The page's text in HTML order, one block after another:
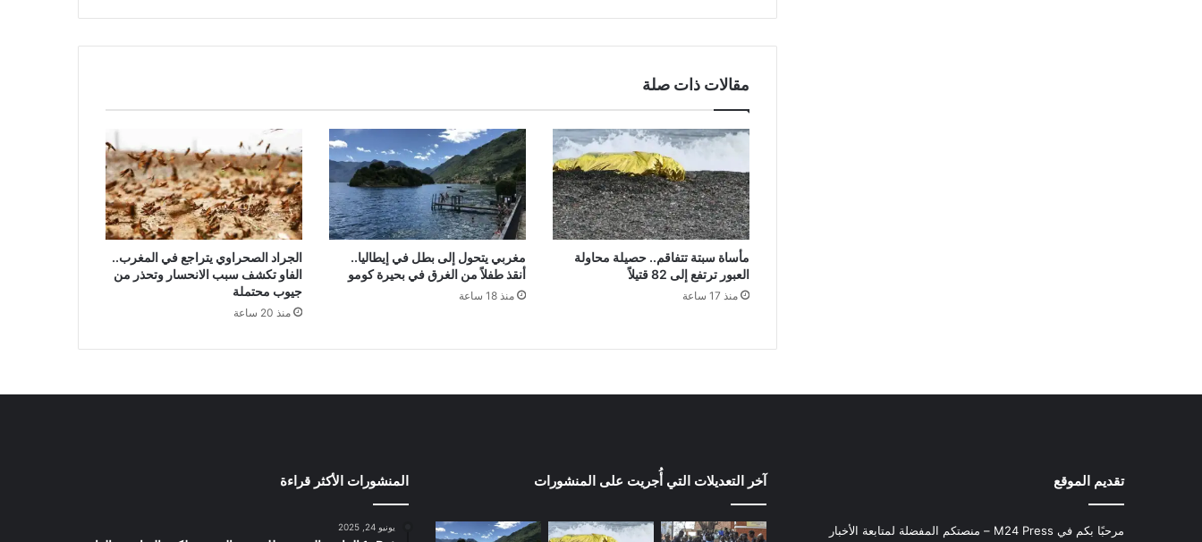
مقالات ذات صلة
مأساة سبتة تتفاقم.. حصيلة محاولة
العبور ترتفع إلى 82 قتيلاً
منذ 17 ساعة
مغربي يتحول إلى بطل في إيطاليا..
أنقذ طفلاً من الغرق في بحيرة كومو
منذ 18 ساعة
الجراد الصحراوي يتراجع في المغرب..
الفاو تكشف سبب الانحسار وتحذر من
جيوب محتملة
منذ 20 ساعة
تقديم الموقع
مرحبًا بكم في M24 Press – منصتكم المفضلة لمتابعة الأخبار
آخر التعديلات التي أُجريت على المنشورات المنشورات الأكثر قراءة
يونيو 24, 2025